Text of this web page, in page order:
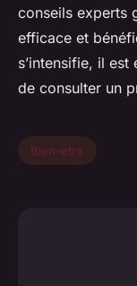
conseils experts
efficace et
s’intensifie, il est
de consulter un
Bien-etre